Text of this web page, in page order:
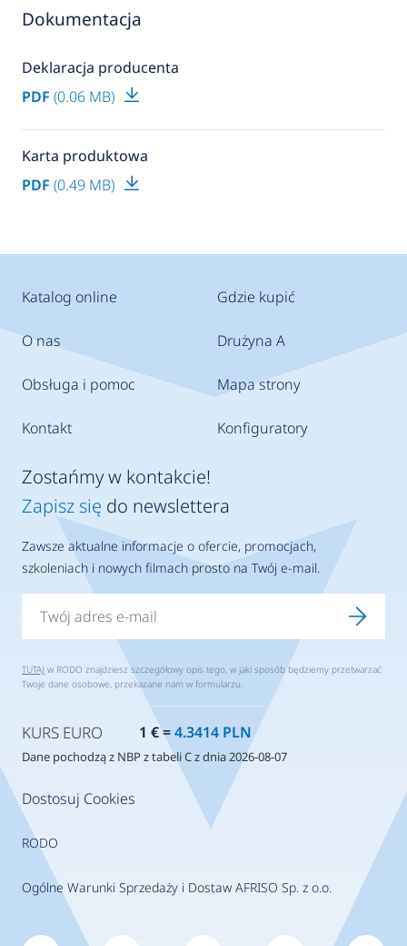
Dokumentacja
Deklaracja producenta
PDF (0.06 MB)
Karta produktowa
PDF (0.49 MB)
Katalog online
O nas
Obsługa i pomoc
Kontakt
Gdzie kupić
Drużyna A
Mapa strony
Konfiguratory
Dostosuj Cookies
RODO
Ogólne Warunki Sprzedaży i Dostaw AFRISO Sp. z o.o.
Zostańmy w kontakcie!
Zapisz się do newslettera
Zawsze aktualne informacje o ofercie, promocjach,
szkoleniach i nowych filmach prosto na Twój e-mail.
TUTAJ w RODO znajdziesz szczegółowy opis tego, w jaki sposób będziemy przetwarzać
Twoje dane osobowe, przekazane nam w formularzu.
KURS EURO 1 € =4.3414 PLN
Dane pochodzą z NBP z tabeli C z dnia 2026-08-07